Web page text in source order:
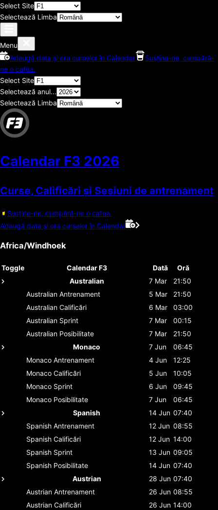
Select Site
Selectează Limba
Menu
Adaugă data și ora curselor în Calendar
Susține-ne, cumpără-
ne o cafea.
Select Site
Selectează anul...
Selectează Limba
Calendar F3 2026
Curse, Calificări și Sesiuni de antrenament
Susține-ne, cumpără-ne o cafea.
Adaugă data și ora curselor în Calendar
Africa/Windhoek
Toggle Calendar F3 Dată
Oră
Australian
7 Mar
21:50
Australian Antrenament 5 Mar
21:50
Australian Calificări 6 Mar
03:00
Australian Sprint 7 Mar
00:15
Australian Posibilitate 7 Mar
21:50
Monaco
7 Jun
06:45
Monaco Antrenament 4 Jun
12:25
Monaco Calificări 5 Jun
10:05
Monaco Sprint 6 Jun
09:45
Monaco Posibilitate 7 Jun
06:45
Spanish
14 Jun 07:40
Spanish Antrenament 12 Jun 08:55
Spanish Calificări 12 Jun 14:00
Spanish Sprint 13 Jun 09:05
Spanish Posibilitate 14 Jun 07:40
Austrian
28 Jun 07:40
Austrian Antrenament 26 Jun 08:55
Austrian Calificări 26 Jun 14:00